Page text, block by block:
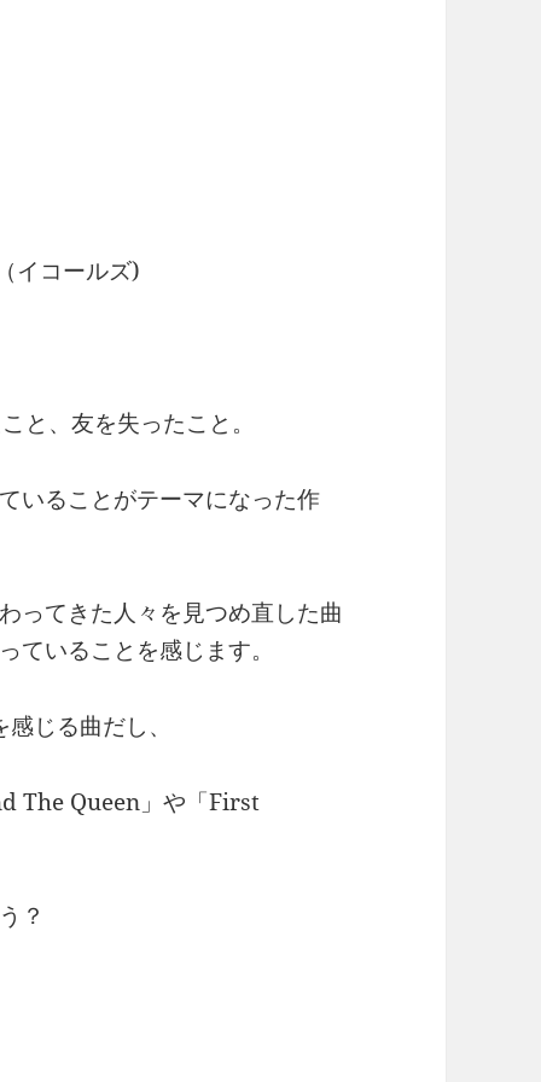
イコールズ)
と、友を失ったこと。
いることがテーマになった作
ってきた人々を見つめ直した曲
ていることを感じます。
じる曲だし、
The Queen」や「First
？